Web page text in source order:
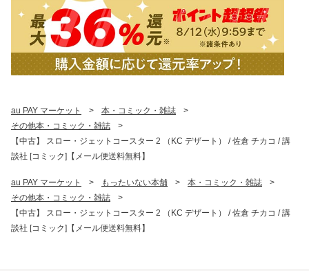
au PAY マーケット > 本・コミック・雑誌
>
その他本・コミック・雑誌
>
【中古】 スロー・ジェットコースター 2 （KC デザート） / 佐倉 チカコ / 講
談社 [コミック]【メール便送料無料】
au PAY マーケット > もったいない本舗 > 本・コミック・雑誌
>
その他本・コミック・雑誌
>
【中古】 スロー・ジェットコースター 2 （KC デザート） / 佐倉 チカコ / 講
談社 [コミック]【メール便送料無料】